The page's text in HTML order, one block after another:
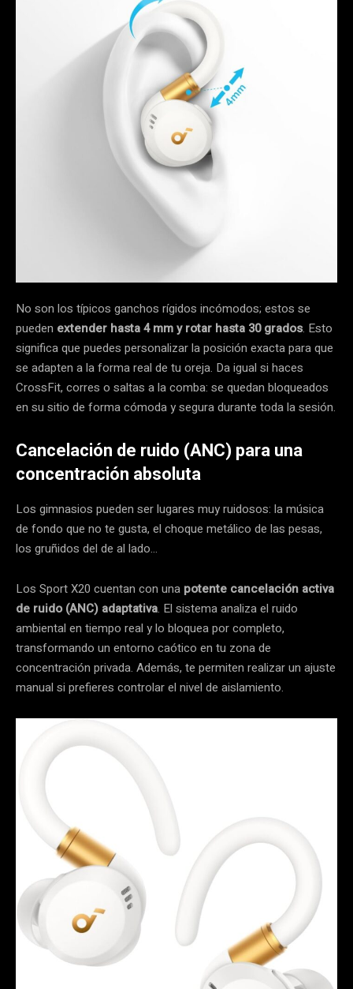
No son los típicos ganchos rígidos incómodos; estos se
pueden extender hasta 4 mm y rotar hasta 30 grados. Esto
significa que puedes personalizar la posición exacta para que
se adapten a la forma real de tu oreja. Da igual si haces
CrossFit, corres o saltas a la comba: se quedan bloqueados
en su sitio de forma cómoda y segura durante toda la sesión.
Cancelación de ruido (ANC) para una
concentración absoluta
Los gimnasios pueden ser lugares muy ruidosos: la música
de fondo que no te gusta, el choque metálico de las pesas,
los gruñidos del de al lado…
Los Sport X20 cuentan con una potente cancelación activa
de ruido (ANC) adaptativa. El sistema analiza el ruido
ambiental en tiempo real y lo bloquea por completo,
transformando un entorno caótico en tu zona de
concentración privada. Además, te permiten realizar un ajuste
manual si prefieres controlar el nivel de aislamiento.